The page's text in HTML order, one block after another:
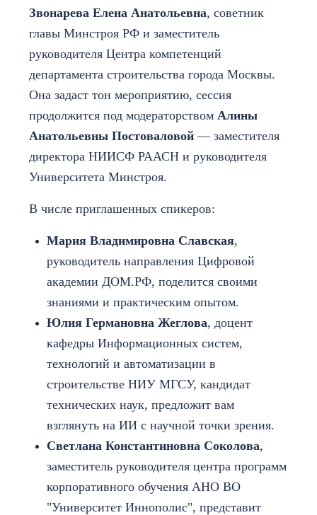
Звонарева Елена Анатольевна, советник
главы Минстроя РФ и заместитель
руководителя Центра компетенций
департамента строительства города Москвы.
Она задаст тон мероприятию, сессия
продолжится под модераторством Алины
Анатольевны Постоваловой — заместителя
директора НИИСФ РААСН и руководителя
Университета Минстроя.
В числе приглашенных спикеров:
Мария Владимировна Славская,
руководитель направления Цифровой
академии ДОМ.РФ, поделится своими
знаниями и практическим опытом.
Юлия Германовна Жеглова, доцент
кафедры Информационных систем,
технологий и автоматизации в
строительстве НИУ МГСУ, кандидат
технических наук, предложит вам
взглянуть на ИИ с научной точки зрения.
Светлана Константиновна Соколова,
заместитель руководителя центра программ
корпоративного обучения АНО ВО
"Университет Иннополис", представит